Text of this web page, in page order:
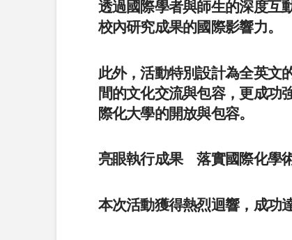
透過國際學者與師生的深度互
校內研究成果的國際影響力。
此外，活動特別設計為全英文
間的文化交流與包容，更成功
際化大學的開放與包容。
亮眼執行成果 落實國際化學
本次活動獲得熱烈迴響，成功